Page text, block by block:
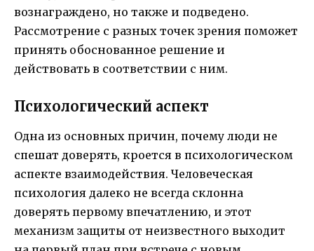
вознаграждено, но также и подведено.
Рассмотрение с разных точек зрения поможет
принять обоснованное решение и
действовать в соответствии с ним.
Психологический аспект
Одна из основных причин, почему люди не
спешат доверять, кроется в психологическом
аспекте взаимодействия. Человеческая
психология далеко не всегда склонна
доверять первому впечатлению, и этот
механизм защиты от неизвестного выходит